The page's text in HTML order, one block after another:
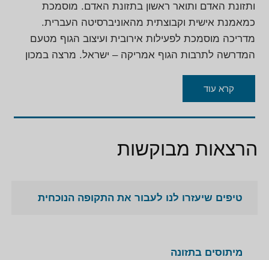
ותזונת האדם ותואר ראשון בתזונת האדם. מוסמכת
כמאמנת אישית וקבוצתית מהאוניברסיטה העברית.
מדריכה מוסמכת לפעילות אירובית ועיצוב הגוף מטעם
המדרשה לתרבות הגוף אמריקה – ישראל. מרצה במכון
וטיפול בסכרת, כולסטרול, כאבי בטן, רגישות לחלב ועוד
ועוד
קרא עוד
הרצאות מבוקשות
טיפים שיעזרו לנו לעבור את התקופה הנוכחית
מיתוסים בתזונה